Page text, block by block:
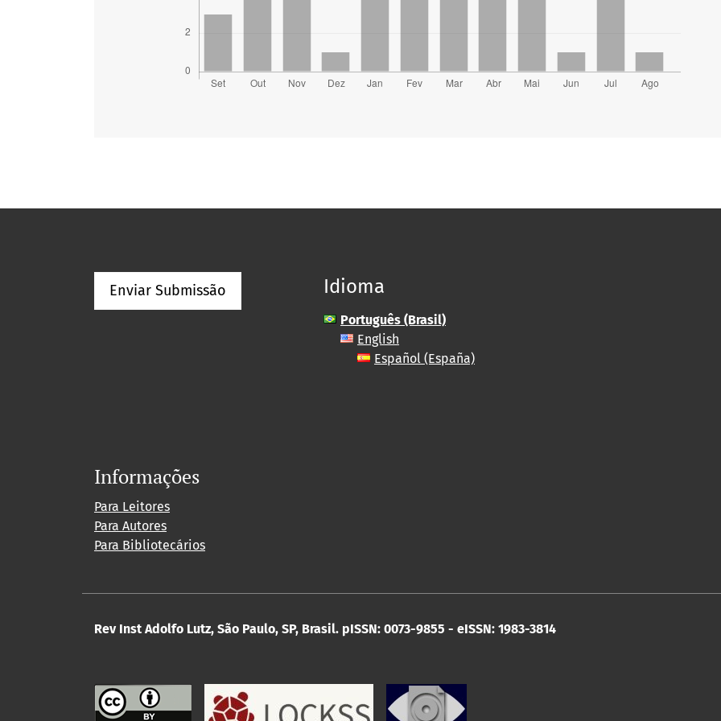
Enviar Submissão Idioma
Português (Brasil)
English
Español (España)
Informações
Para Leitores
Para Autores
Para Bibliotecários
Rev Inst Adolfo Lutz, São Paulo, SP, Brasil. pISSN: 0073-9855 - eISSN: 1983-3814